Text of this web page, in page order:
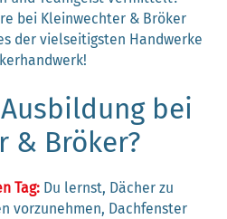
bei Kleinwechter & Bröker
der vielseitigsten Handwerke
bei
& Bröker?
Tag:Du lernst, Dächer zu
vorzunehmen, Dachfenster